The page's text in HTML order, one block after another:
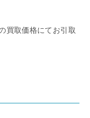
買取価格にてお引取